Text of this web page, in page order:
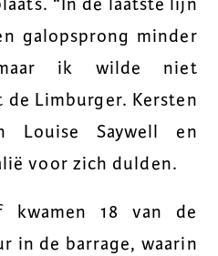
“In de laatste lijn
galopsprong minder
ik wilde niet
Limburger. Kersten
Louise Saywell en
voor zich dulden.
kwamen 18 van de
in de barrage, waarin